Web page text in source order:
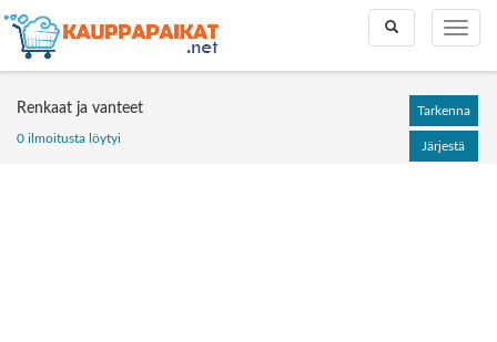
Toggle
Toggle
search
Renkaat ja vanteet
0 ilmoitusta löytyi
Tarkenna
Järjestä